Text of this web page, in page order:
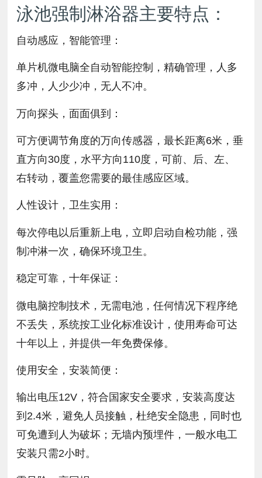
泳池强制淋浴器主要特点：
自动感应，智能管理：
单片机微电脑全自动智能控制，精确管理，人多
多冲，人少少冲，无人不冲。
万向探头，面面俱到：
可方便调节角度的万向传感器，最长距离6米，垂
直方向30度，水平方向110度，可前、后、左、
右转动，覆盖您需要的最佳感应区域。
人性设计，卫生实用：
每次停电以后重新上电，立即启动自检功能，强
制冲淋一次，确保环境卫生。
稳定可靠，十年保证：
微电脑控制技术，无需电池，任何情况下程序绝
不丢失，系统按工业化标准设计，使用寿命可达
十年以上，并提供一年免费保修。
使用安全，安装简便：
输出电压12V，符合国家安全要求，安装高度达
到2.4米，避免人员接触，杜绝安全隐患，同时也
可免遭到人为破坏；无墙内预埋件，一般水电工
安装只需2小时。